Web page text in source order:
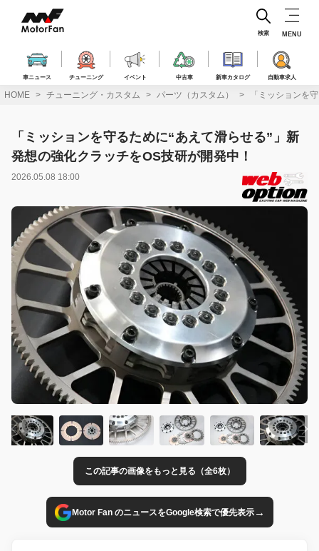
ス
車ニュース チューニング イベント 中古車 新車カタログ 自動車求人
検索 MENU
HOME チューニング・カスタム パーツ（カスタム） 「ミッションを
「ミッションを守るために“あえて滑らせる”」新
発想の強化クラッチをOS技研が開発中！
2026.05.08 18:00
この記事の画像をもっと見る（全6枚）
Motor Fan のニュースをGoogle検索で優先表示→